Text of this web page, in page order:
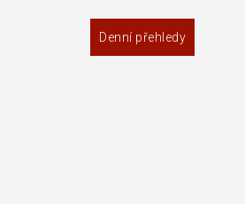
Navigace
pro
Denní přehledy